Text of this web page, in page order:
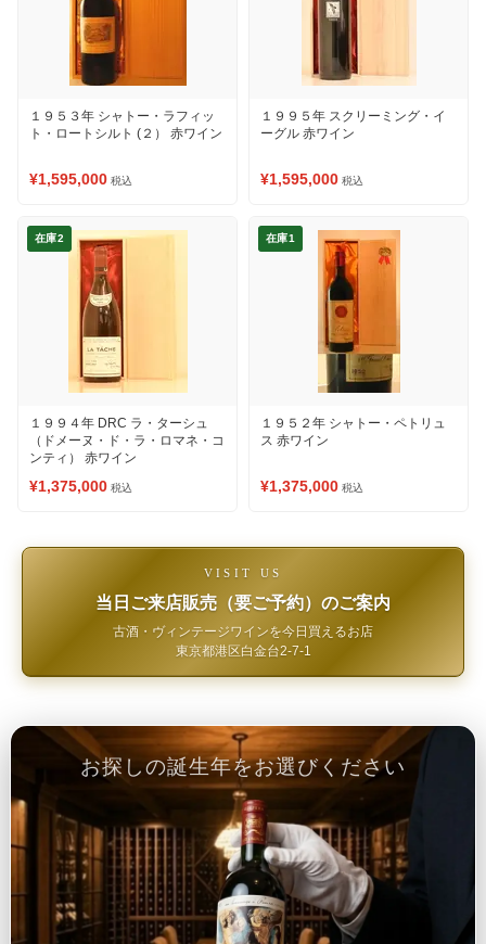
１９５３年 シャトー・ラフィッ
ト・ロートシルト (２） 赤ワイン
¥1,595,000 税込
１９９５年 スクリーミング・イ
ーグル 赤ワイン
¥1,595,000 税込
在庫2
１９９４年 DRC ラ・ターシュ
（ドメーヌ・ド・ラ・ロマネ・コ
ンティ） 赤ワイン
¥1,375,000 税込
在庫1
１９５２年 シャトー・ペトリュ
ス 赤ワイン
¥1,375,000 税込
VISIT US
当日ご来店販売（要ご予約）のご案内
古酒・ヴィンテージワインを今日買えるお店
東京都港区白金台2-7-1
お探しの誕生年をお選びください